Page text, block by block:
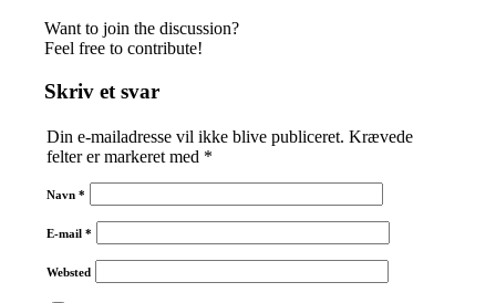
Want to join the discussion?
Feel free to contribute!
Skriv et svar
Din e-mailadresse vil ikke blive publiceret. Krævede
felter er markeret med *
Navn*
E-mail*
Websted